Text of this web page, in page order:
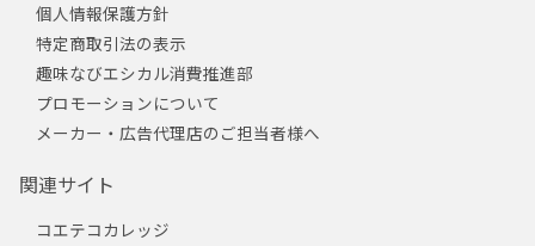
個人情報保護方針
特定商取引法の表示
趣味なびエシカル消費推進部
プロモーションについて
メーカー・広告代理店のご担当者様へ
関連サイト
コエテコカレッジ